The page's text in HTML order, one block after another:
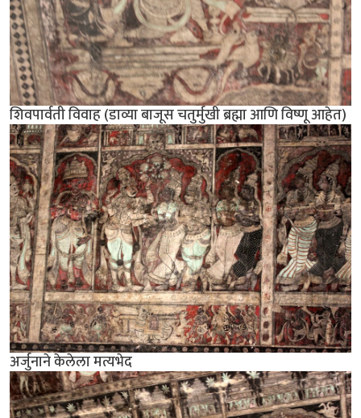
शिवपार्वती विवाह (डाव्या बाजूस चतुर्मुखी ब्रह्मा आणि विष्णू आहेत)
अर्जुनाने केलेला मत्यभेद